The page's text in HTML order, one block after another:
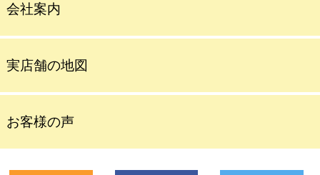
会社案内
実店舗の地図
お客様の声